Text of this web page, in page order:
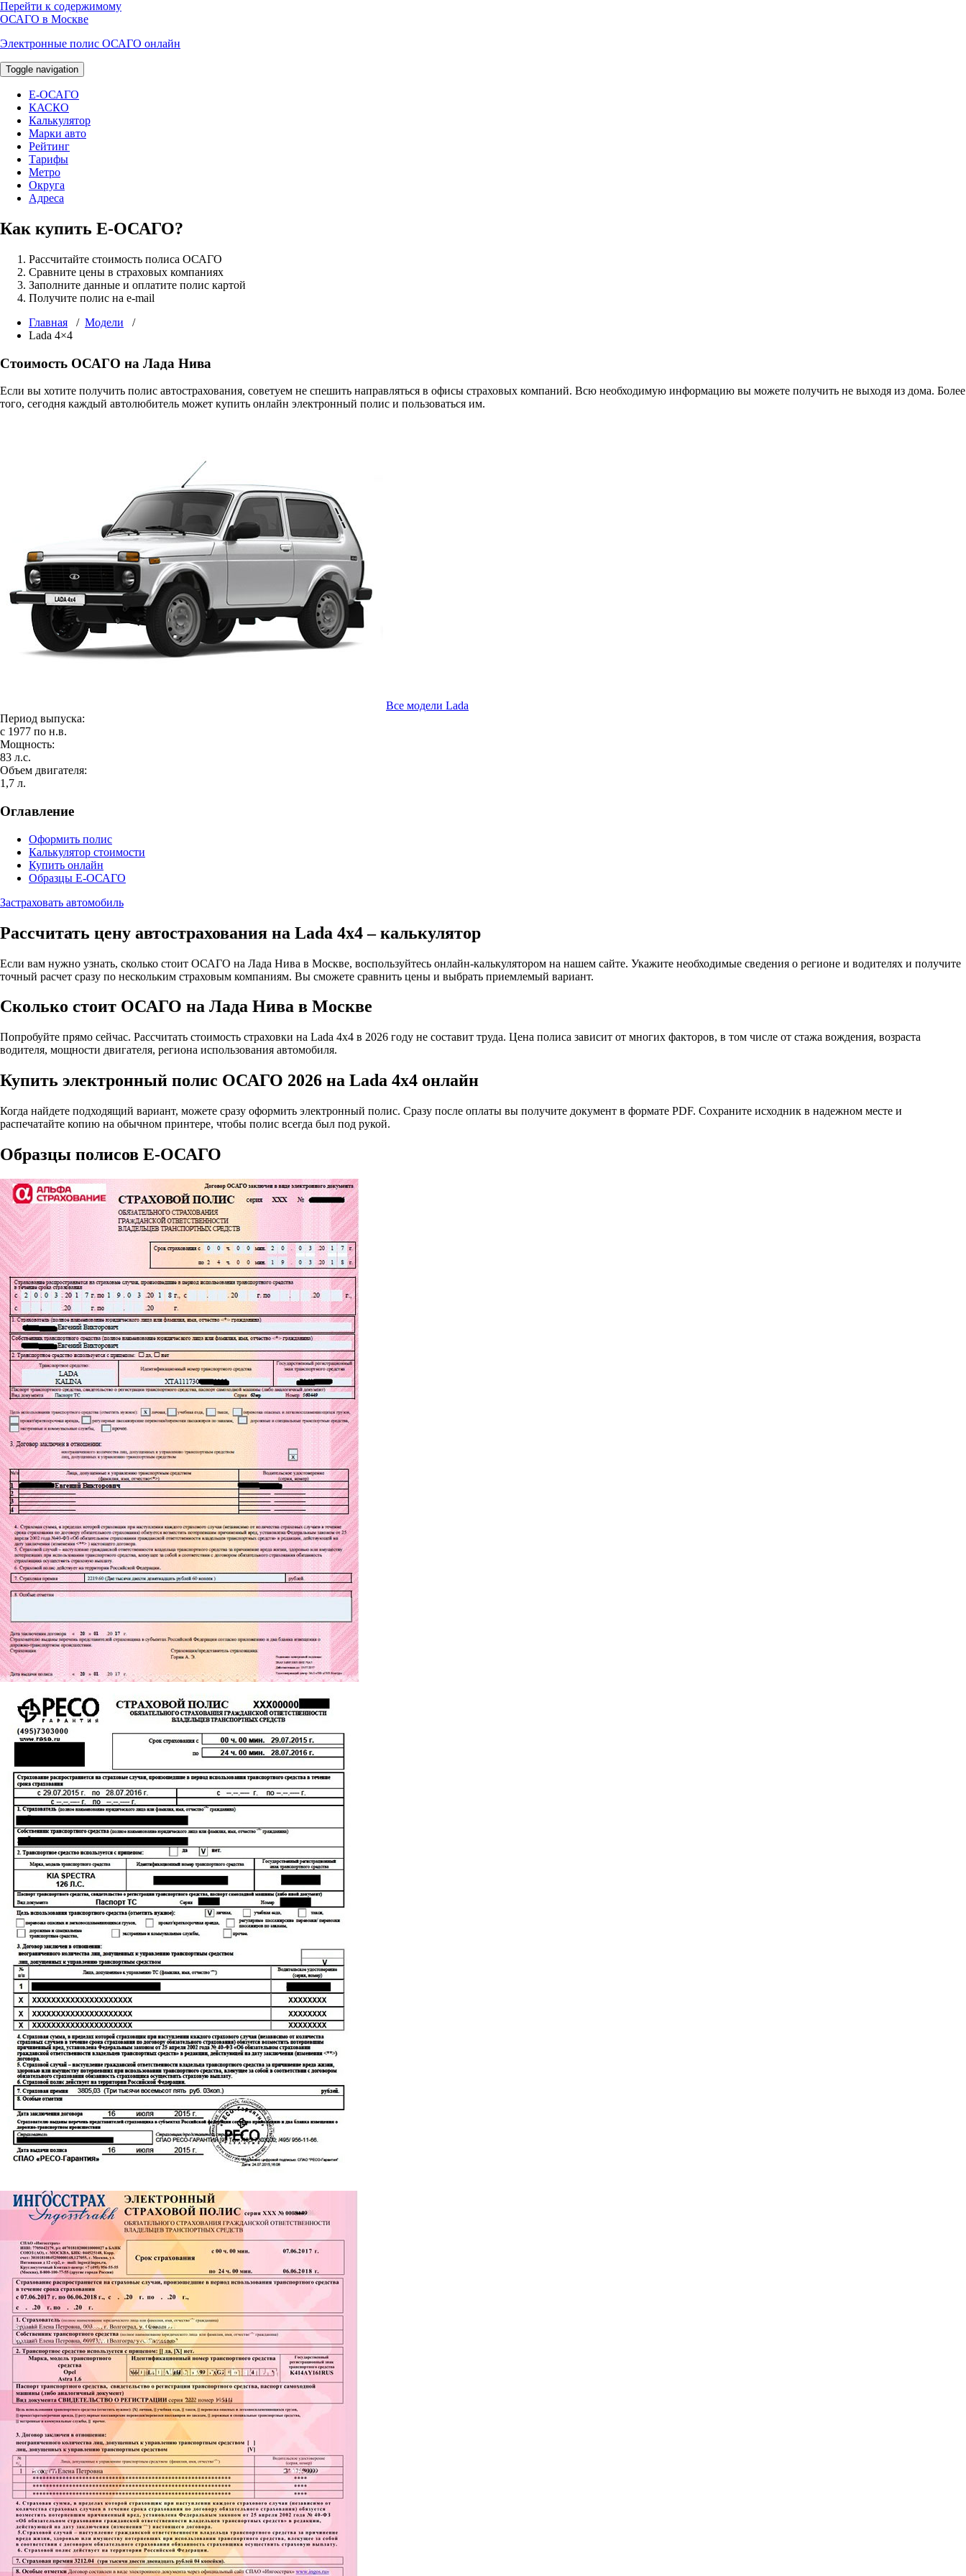
Перейти к содержимому
ОСАГО в Москве
Электронные полис ОСАГО онлайн
Toggle navigation
E-ОСАГО
КАСКО
Калькулятор
Марки авто
Рейтинг
Тарифы
Метро
Округа
Адреса
Как купить Е-ОСАГО?
Рассчитайте стоимость полиса ОСАГО
Сравните цены в страховых компаниях
Заполните данные и оплатите полис картой
Получите полис на e-mail
Главная / Модели /
Lada 4×4
Стоимость ОСАГО на Лада Нива
Если вы хотите получить полис автострахования, советуем не спешить направляться в офисы страховых компаний. Всю необходимую информацию вы можете получить не выходя из дома. Более
того, сегодня каждый автолюбитель может купить онлайн электронный полис и пользоваться им.
Все модели Lada
Период выпуска:
с 1977 по н.в.
Мощность:
83 л.с.
Объем двигателя:
1,7 л.
Оглавление
Оформить полис
Калькулятор стоимости
Купить онлайн
Образцы Е-ОСАГО
Застраховать автомобиль
Рассчитать цену автострахования на Lada 4x4 – калькулятор
Если вам нужно узнать, сколько стоит ОСАГО на Лада Нива в Москве, воспользуйтесь онлайн-калькулятором на нашем сайте. Укажите необходимые сведения о регионе и водителях и получите
точный расчет сразу по нескольким страховым компаниям. Вы сможете сравнить цены и выбрать приемлемый вариант.
Сколько стоит ОСАГО на Лада Нива в Москве
Попробуйте прямо сейчас. Рассчитать стоимость страховки на Lada 4x4 в 2026 году не составит труда. Цена полиса зависит от многих факторов, в том числе от стажа вождения, возраста
водителя, мощности двигателя, региона использования автомобиля.
Купить электронный полис ОСАГО 2026 на Lada 4x4 онлайн
Когда найдете подходящий вариант, можете сразу оформить электронный полис. Сразу после оплаты вы получите документ в формате PDF. Сохраните исходник в надежном месте и
распечатайте копию на обычном принтере, чтобы полис всегда был под рукой.
Образцы полисов E-ОСАГО